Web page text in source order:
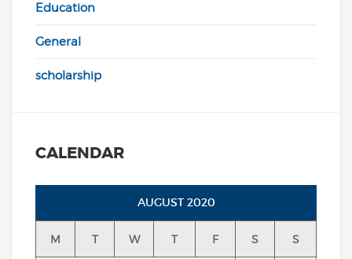
Education
General
scholarship
CALENDAR
AUGUST 2020
M T W T F S S